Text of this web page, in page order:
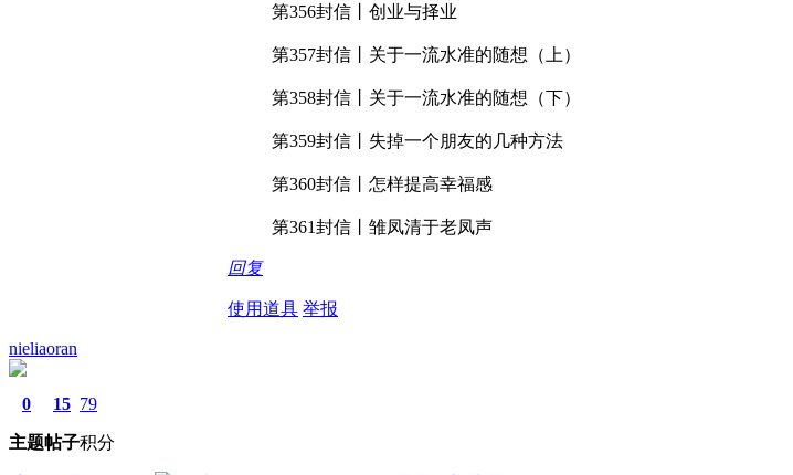
第356封信丨创业与择业
第357封信丨关于一流水准的随想（上）
第358封信丨关于一流水准的随想（下）
第359封信丨失掉一个朋友的几种方法
第360封信丨怎样提高幸福感
第361封信丨雏凤清于老凤声
回复
使用道具 举报
nieliaoran
0
主题
15
帖子
79
积分